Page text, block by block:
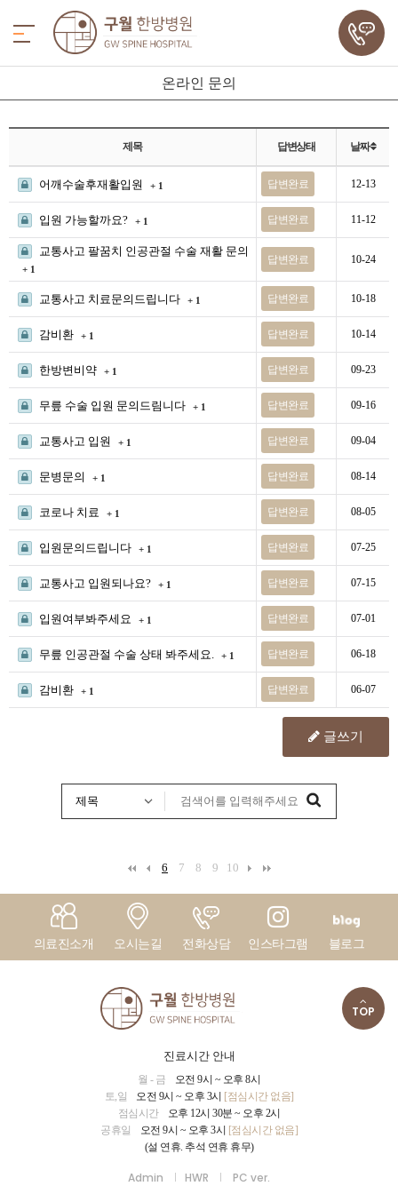
의료진소개 오시는길 전화상담 인스타그램 블로그
온라인 문의
제목 답변상태 날짜
어깨수술후재활입원 + 1 답변완료 12-13
입원 가능할까요? + 1 답변완료 11-12
교통사고 팔꿈치 인공관절 수술 재활 문의
+ 1
답변완료 10-24
교통사고 치료문의드립니다 + 1 답변완료 10-18
감비환 + 1 답변완료 10-14
한방변비약 + 1 답변완료 09-23
무릎 수술 입원 문의드림니다 + 1 답변완료 09-16
교통사고 입원 + 1 답변완료 09-04
문병문의 + 1 답변완료 08-14
코로나 치료 + 1 답변완료 08-05
입원문의드립니다 + 1 답변완료 07-25
교통사고 입원되나요? + 1 답변완료 07-15
입원여부봐주세요 + 1 답변완료 07-01
무릎 인공관절 수술 상태 봐주세요. + 1 답변완료 06-18
감비환 + 1 답변완료 06-07
글쓰기
6 7 8 9 10
TOP
진료시간 안내
월 - 금
오전 9시 ~ 오후 8시
토,일
오전 9시 ~ 오후 3시 [점심시간 없음]
점심시간
오후 12시 30분 ~ 오후 2시
공휴일
오전 9시 ~ 오후 3시 [점심시간 없음]
(설 연휴. 추석 연휴 휴무)
Admin HWR PC ver.